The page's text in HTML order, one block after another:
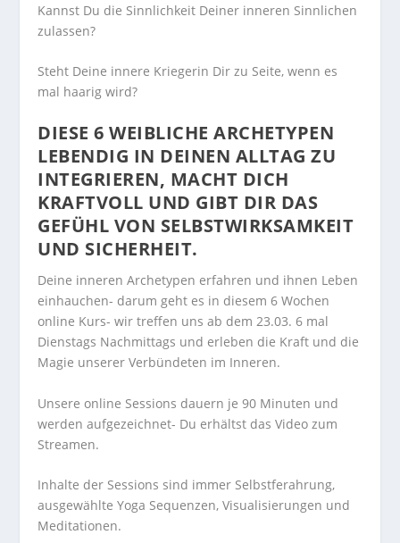
Kannst Du die Sinnlichkeit Deiner inneren Sinnlichen
zulassen?
Steht Deine innere Kriegerin Dir zu Seite, wenn es
mal haarig wird?
DIESE 6 WEIBLICHE ARCHETYPEN
LEBENDIG IN DEINEN ALLTAG ZU
INTEGRIEREN, MACHT DICH
KRAFTVOLL UND GIBT DIR DAS
GEFÜHL VON SELBSTWIRKSAMKEIT
UND SICHERHEIT.
Deine inneren Archetypen erfahren und ihnen Leben
einhauchen- darum geht es in diesem 6 Wochen
online Kurs- wir treffen uns ab dem 23.03. 6 mal
Dienstags Nachmittags und erleben die Kraft und die
Magie unserer Verbündeten im Inneren.
Unsere online Sessions dauern je 90 Minuten und
werden aufgezeichnet- Du erhältst das Video zum
Streamen.
Inhalte der Sessions sind immer Selbstferahrung,
ausgewählte Yoga Sequenzen, Visualisierungen und
Meditationen.